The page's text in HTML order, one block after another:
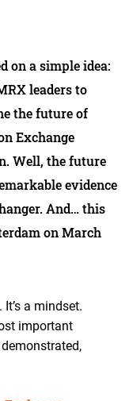
on a simple idea:
leaders to
the future of
Exchange
Well, the future
evidence
And… this
on March
a mindset.
important